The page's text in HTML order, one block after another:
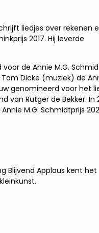
liedjes over rekenen
2017. Hij leverde
de Annie M.G.
Dicke (muziek) de
genomineerd voor het
van Rutger de Bekker. In
M.G. Schmidtprijs
Blijvend Applaus kent het